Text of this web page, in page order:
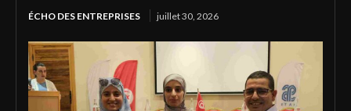
ÉCHO DES ENTREPRISES juillet 30, 2026